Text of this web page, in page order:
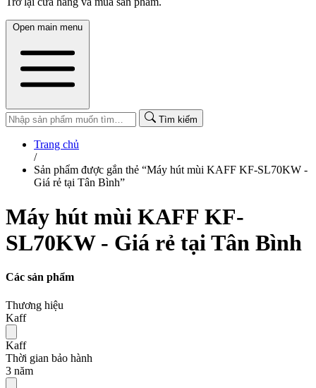
Open main menu
Tìm kiếm
Trang chủ
/
Sản phẩm được gắn thẻ “Máy hút mùi KAFF KF-SL70KW -
Giá rẻ tại Tân Bình”
Máy hút mùi KAFF KF-
SL70KW - Giá rẻ tại Tân Bình
Các sản phẩm
Thương hiệu
Kaff
Kaff
Thời gian bảo hành
3 năm